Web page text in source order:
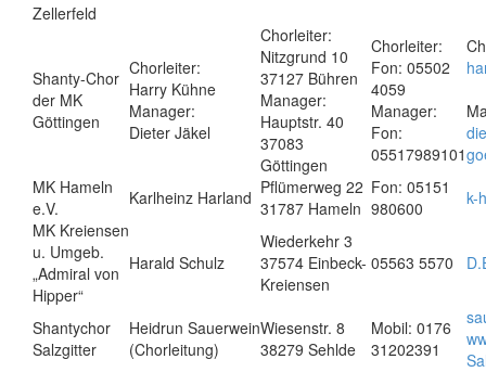
Zellerfeld
Shanty-Chor
der MK
Göttingen
Chorleiter:
Harry Kühne
Manager:
Dieter Jäkel
Chorleiter:
Nitzgrund 10
37127 Bühren
Manager:
Hauptstr. 40
37083
Göttingen
Chorleiter:
Fon: 05502
4059
Manager:
Fon:
05517989101
MK Hameln
e.V.
Karlheinz Harland Pflümerweg 22
31787 Hameln
Fon: 05151
980600
k-
MK Kreiensen
u. Umgeb.
„Admiral von
Hipper“
Harald Schulz
Wiederkehr 3
37574 Einbeck-
Kreiensen
05563 5570
Shantychor
Salzgitter
Heidrun Sauerwein
(Chorleitung)
Wiesenstr. 8
38279 Sehlde
Mobil: 0176
31202391